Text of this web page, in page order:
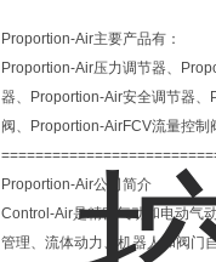
Proportion-Air主要产品有：
Proportion-Air压力调节器、
器、Proportion-Air安全调节器
阀、Proportion-AirFCV流量控
Proportion-Air公司简介
Control-Air是精密气动和电动气
管理、流体动力、机器人和阀门